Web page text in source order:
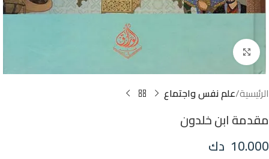
Click to enlarge
الرئيسية علم نفس واجتماع
مقدمة ابن خلدون
10.000 دك